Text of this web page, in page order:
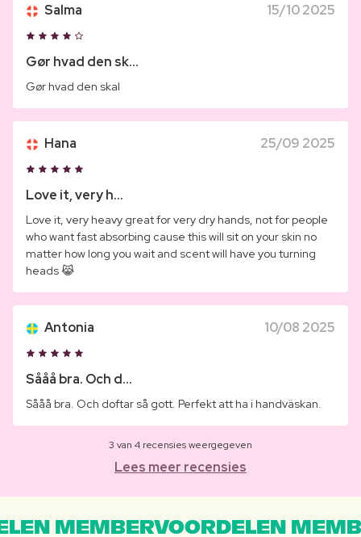
Salma 15/10 2025
Gør hvad den sk...
Gør hvad den skal
Hana 25/09 2025
Love it, very h...
Love it, very heavy great for very dry hands, not for people
who want fast absorbing cause this will sit on your skin no
matter how long you wait and scent will have you turning
heads 😹
Antonia 10/08 2025
Sååå bra. Och d...
Sååå bra. Och doftar så gott. Perfekt att ha i handväskan.
3 van 4 recensies weergegeven
Lees meer recensies
MEMBERVOORDELEN